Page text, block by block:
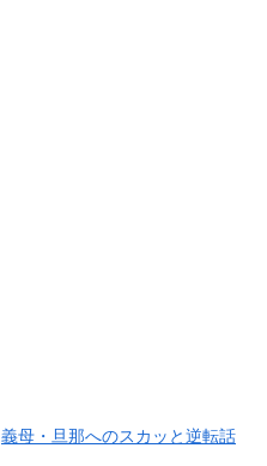
義母・旦那へのスカッと逆転話